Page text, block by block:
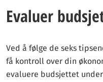
Evaluer
Ved å følge de seks
få kontroll over din
evaluere budsjettet